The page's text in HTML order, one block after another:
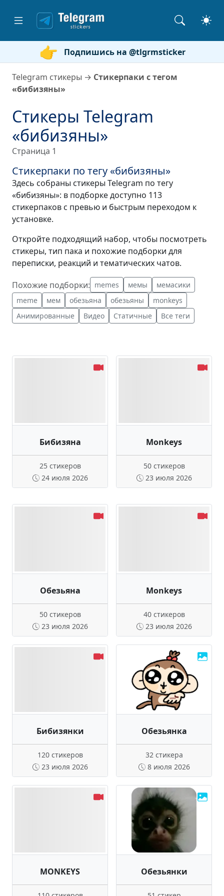
Подпишись на @tlgrmsticker
Telegram стикеры → Стикерпаки с тегом
«бибизяны»
Стикеры Telegram
«бибизяны»
Страница 1
Стикерпаки по тегу «бибизяны»
Здесь собраны стикеры Telegram по тегу
«бибизяны»: в подборке доступно 113
стикерпаков с превью и быстрым переходом к
установке.
Откройте подходящий набор, чтобы посмотреть
стикеры, тип пака и похожие подборки для
переписки, реакций и тематических чатов.
Похожие подборки: memes мемы
мемасики
meme
мем обезьяна обезьяны
monkeys
Анимированные
Видео Статичные Все теги
Бибизяна
25 стикеров
24 июля 2026
Monkeys
50 стикеров
23 июля 2026
Обезьяна
50 стикеров
23 июля 2026
Monkeys
40 стикеров
23 июля 2026
Бибизянки
120 стикеров
23 июля 2026
Обезьянка
32 стикера
8 июля 2026
MONKEYS Обезьянки